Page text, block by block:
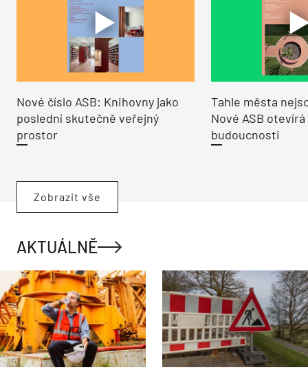
Nové číslo ASB: Knihovny jako
poslední skutečně veřejný
prostor
Tahle města
Nové ASB
budoucnosti
Zobrazit vše
AKTUÁLNĚ